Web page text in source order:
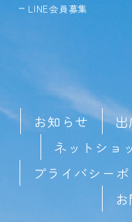
LINE会員募集
お知らせ 出
ネットショ
プライバシー